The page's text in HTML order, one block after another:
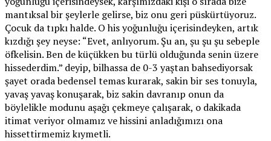
mantıksal bir şeylerle gelirse, biz onu geri püskürtüyoruz.
Çocuk da tıpkı halde. O his yoğunluğu içerisindeyken, artık
kızdığı şey neyse: “Evet, anlıyorum. Şu an, şu şu şu sebeple
öfkelisin. Ben de küçükken bu türlü olduğunda senin üzere
hissederdim.” deyip, bilhassa de 0-3 yaştan bahsediyorsak
şayet orada bedensel temas kurarak, sakin bir ses tonuyla,
yavaş yavaş konuşarak, biz sakin davranıp onun da
böylelikle modunu aşağı çekmeye çalışarak, o dakikada
itimat veriyor olmamız ve hissini anladığımızı ona
hissettirmemiz kıymetli.